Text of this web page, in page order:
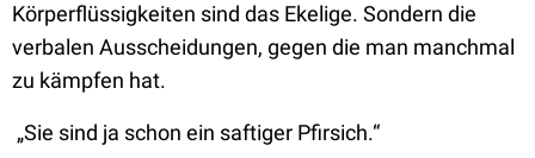
Körperflüssigkeiten sind das Ekelige. Sondern die
verbalen Ausscheidungen, gegen die man manchmal
zu kämpfen hat.
„Sie sind ja schon ein saftiger Pfirsich.“